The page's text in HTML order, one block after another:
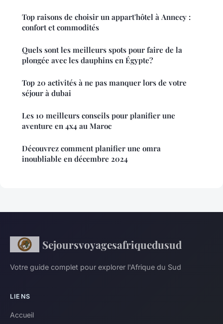
Top raisons de choisir un appart'hôtel à Annecy :
confort et commodités
Quels sont les meilleurs spots pour faire de la
plongée avec les dauphins en Égypte?
Top 20 activités à ne pas manquer lors de votre
séjour à dubai
Les 10 meilleurs conseils pour planifier une
aventure en 4x4 au Maroc
Découvrez comment planifier une omra
inoubliable en décembre 2024
Sejoursvoyagesafriquedusud
Votre guide complet pour explorer l'Afrique du Sud
LIENS
Accueil